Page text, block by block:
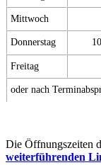
Mittwoch
Donnerstag
Freitag
oder nach
Die Öffnungszeiten
weiterführenden